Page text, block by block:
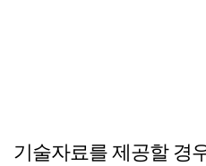
기술자료를 제공할 경